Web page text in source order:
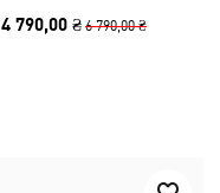
4 790,00 ₴ 6 790,00 ₴